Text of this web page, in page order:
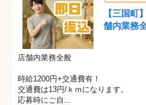
【三国町
舗内業務
店舗内業務全般
時給1200円+交通費有！
交通費は13円/ｋｍになります。
応募時にご自...